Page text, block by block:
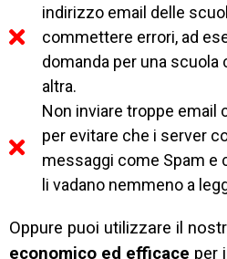
indirizzo email delle
commettere errori, ad
domanda per una scuola
altra.
Non inviare troppe email
per evitare che i server
messaggi come Spam e
li vadano nemmeno a
Oppure puoi utilizzare il
economico ed efficace per